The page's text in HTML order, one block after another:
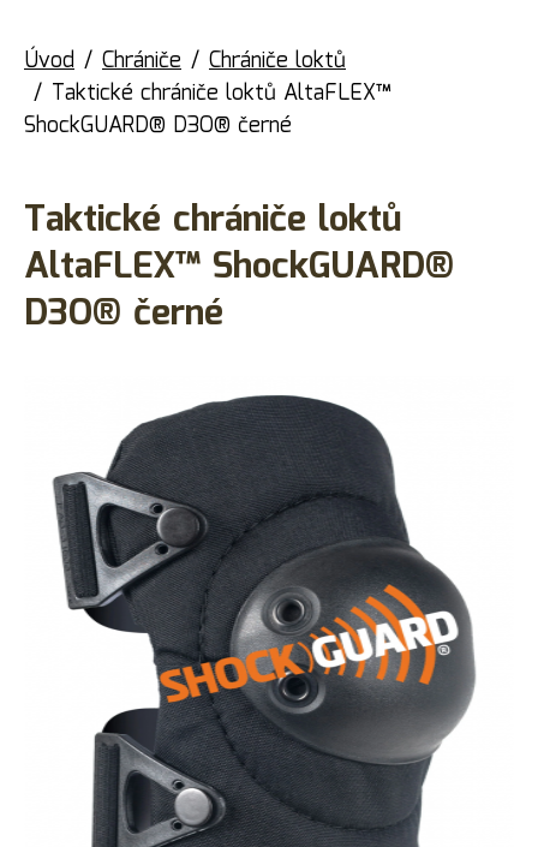
Úvod Chrániče
Chrániče loktů
Taktické chrániče loktů AltaFLEX™
ShockGUARD® D3O® černé
Taktické chrániče loktů
AltaFLEX™ ShockGUARD®
D3O® černé